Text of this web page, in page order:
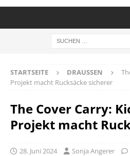
STARTSEITE DRAUSSEN
Projekt macht Rucksäcke sicherer
The Cover Carry:
Projekt macht
28. Juni 2024 Sonja Angerer